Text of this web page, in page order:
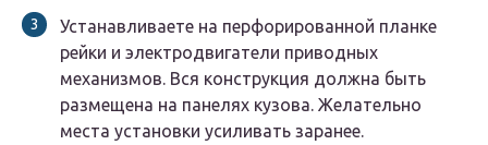
Устанавливаете на перфорированной планке
рейки и электродвигатели приводных
механизмов. Вся конструкция должна быть
размещена на панелях кузова. Желательно
места установки усиливать заранее.